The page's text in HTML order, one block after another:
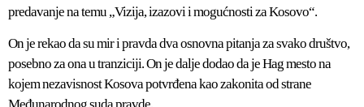
predavanje na temu „Vizija, izazovi i mogućnosti za Kosovo“.
On je rekao da su mir i pravda dva osnovna pitanja za svako društvo,
posebno za ona u tranziciji. On je dalje dodao da je Hag mesto na
kojem nezavisnost Kosova potvrđena kao zakonita od strane